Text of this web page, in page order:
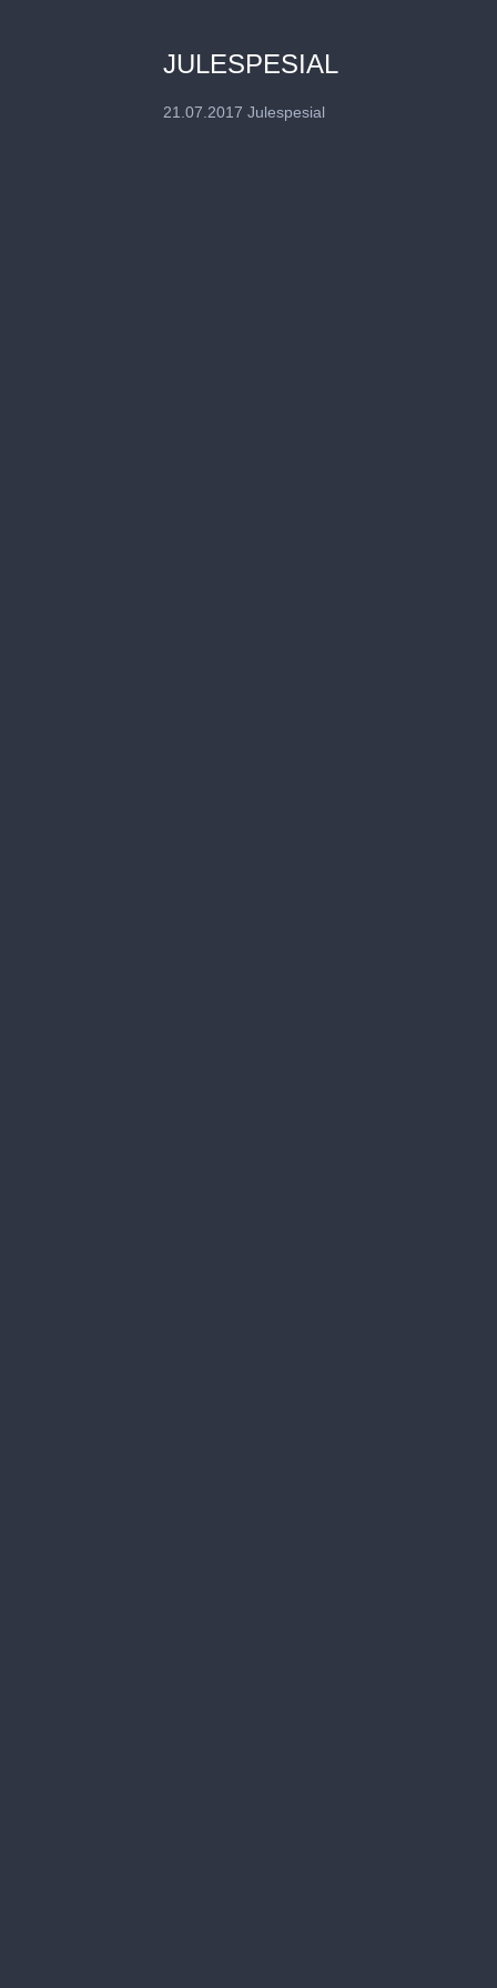
JULESPESIAL
21.07.2017 Julespesial